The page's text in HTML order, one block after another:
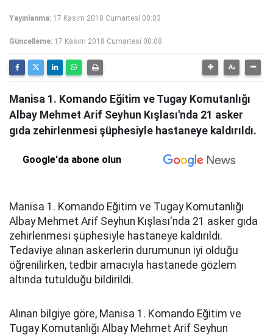
Yayınlanma: 17 Kasım 2018 Cumartesi 00:03
Güncelleme: 17 Kasım 2018 Cumartesi 00:08
Manisa 1. Komando Eğitim ve Tugay Komutanlığı
Albay Mehmet Arif Seyhun Kışlası'nda 21 asker
gıda zehirlenmesi şüphesiyle hastaneye kaldırıldı.
Google'da abone olun
Manisa 1. Komando Eğitim ve Tugay Komutanlığı
Albay Mehmet Arif Seyhun Kışlası'nda 21 asker gıda
zehirlenmesi şüphesiyle hastaneye kaldırıldı.
Tedaviye alınan askerlerin durumunun iyi olduğu
öğrenilirken, tedbir amacıyla hastanede gözlem
altında tutulduğu bildirildi.
Alınan bilgiye göre, Manisa 1. Komando Eğitim ve
Tugay Komutanlığı Albay Mehmet Arif Seyhun